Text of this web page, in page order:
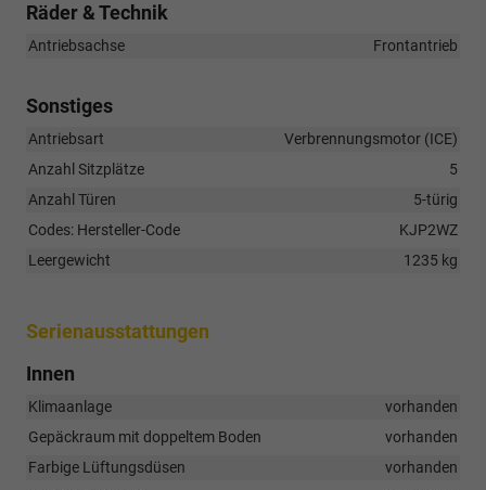
Räder & Technik
Antriebsachse Frontantrieb
Sonstiges
Antriebsart
Verbrennungsmotor (ICE)
Anzahl Sitzplätze
5
Anzahl Türen
5-türig
Codes: Hersteller-Code
KJP2WZ
Leergewicht
1235 kg
Serienausstattungen
Innen
Klimaanlage
vorhanden
Gepäckraum mit doppeltem Boden
vorhanden
Farbige Lüftungsdüsen
vorhanden